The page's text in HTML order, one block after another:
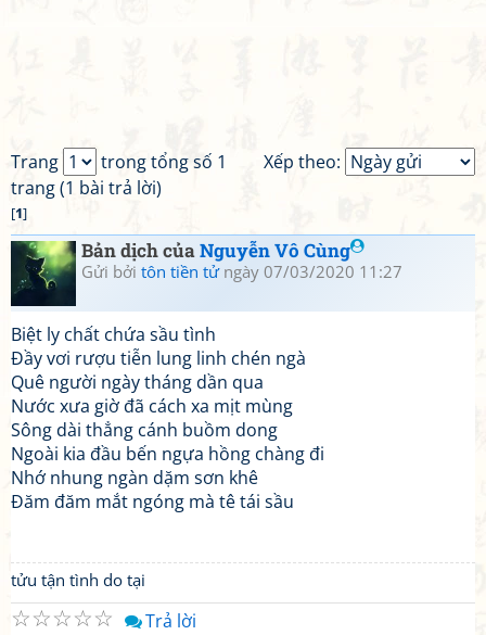
Xếp theo:
Trang
trong tổng số 1
trang (1 bài trả lời)
[1]
Bản dịch củaNguyễn Vô Cùng
Gửi bởi tôn tiền tửngày 07/03/2020 11:27
Biệt ly chất chứa sầu tình
Đầy vơi rượu tiễn lung linh chén ngà
Quê người ngày tháng dần qua
Nước xưa giờ đã cách xa mịt mùng
Sông dài thẳng cánh buồm dong
Ngoài kia đầu bến ngựa hồng chàng đi
Nhớ nhung ngàn dặm sơn khê
Đăm đăm mắt ngóng mà tê tái sầu
tửu tận tình do tại
☆
☆
☆
☆
☆ Trả lời